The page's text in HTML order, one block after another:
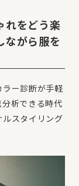
れをどう楽
ながら服を
ー診断が手軽
析できる時代
スタイリング